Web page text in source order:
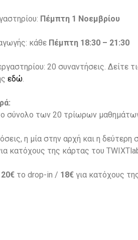
Πέμπτη 1 Νοεμβρίου
κάθε Πέμπτη 18:30 – 21:30
20 συναντήσεις. Δείτε
εδώ
σύνολο των 20 τρίωρων
η μία στην αρχή και η δεύτερη
κατόχους της κάρτας του
20€ το drop-in / 18€ για κατόχους